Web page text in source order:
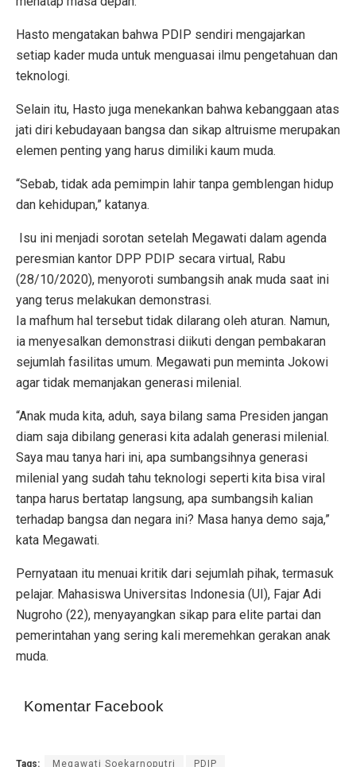
Hasto mengatakan bahwa PDIP sendiri mengajarkan
setiap kader muda untuk menguasai ilmu pengetahuan dan
teknologi.
Selain itu, Hasto juga menekankan bahwa kebanggaan atas
jati diri kebudayaan bangsa dan sikap altruisme merupakan
elemen penting yang harus dimiliki kaum muda.
“Sebab, tidak ada pemimpin lahir tanpa gemblengan hidup
dan kehidupan,” katanya.
Isu ini menjadi sorotan setelah Megawati dalam agenda
peresmian kantor DPP PDIP secara virtual, Rabu
(28/10/2020), menyoroti sumbangsih anak muda saat ini
yang terus melakukan demonstrasi.
Ia mafhum hal tersebut tidak dilarang oleh aturan. Namun,
ia menyesalkan demonstrasi diikuti dengan pembakaran
sejumlah fasilitas umum. Megawati pun meminta Jokowi
agar tidak memanjakan generasi milenial.
“Anak muda kita, aduh, saya bilang sama Presiden jangan
diam saja dibilang generasi kita adalah generasi milenial.
Saya mau tanya hari ini, apa sumbangsihnya generasi
milenial yang sudah tahu teknologi seperti kita bisa viral
tanpa harus bertatap langsung, apa sumbangsih kalian
terhadap bangsa dan negara ini? Masa hanya demo saja,”
kata Megawati.
Pernyataan itu menuai kritik dari sejumlah pihak, termasuk
pelajar. Mahasiswa Universitas Indonesia (UI), Fajar Adi
Nugroho (22), menyayangkan sikap para elite partai dan
pemerintahan yang sering kali meremehkan gerakan anak
muda.
Komentar Facebook
Tags: Megawati Soekarnoputri PDIP